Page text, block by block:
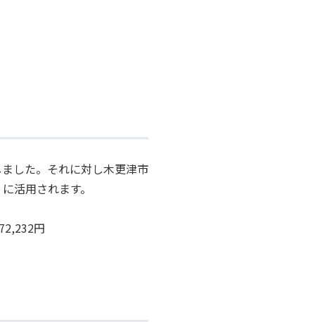
した。それに対し木更津市
活用されます。
円